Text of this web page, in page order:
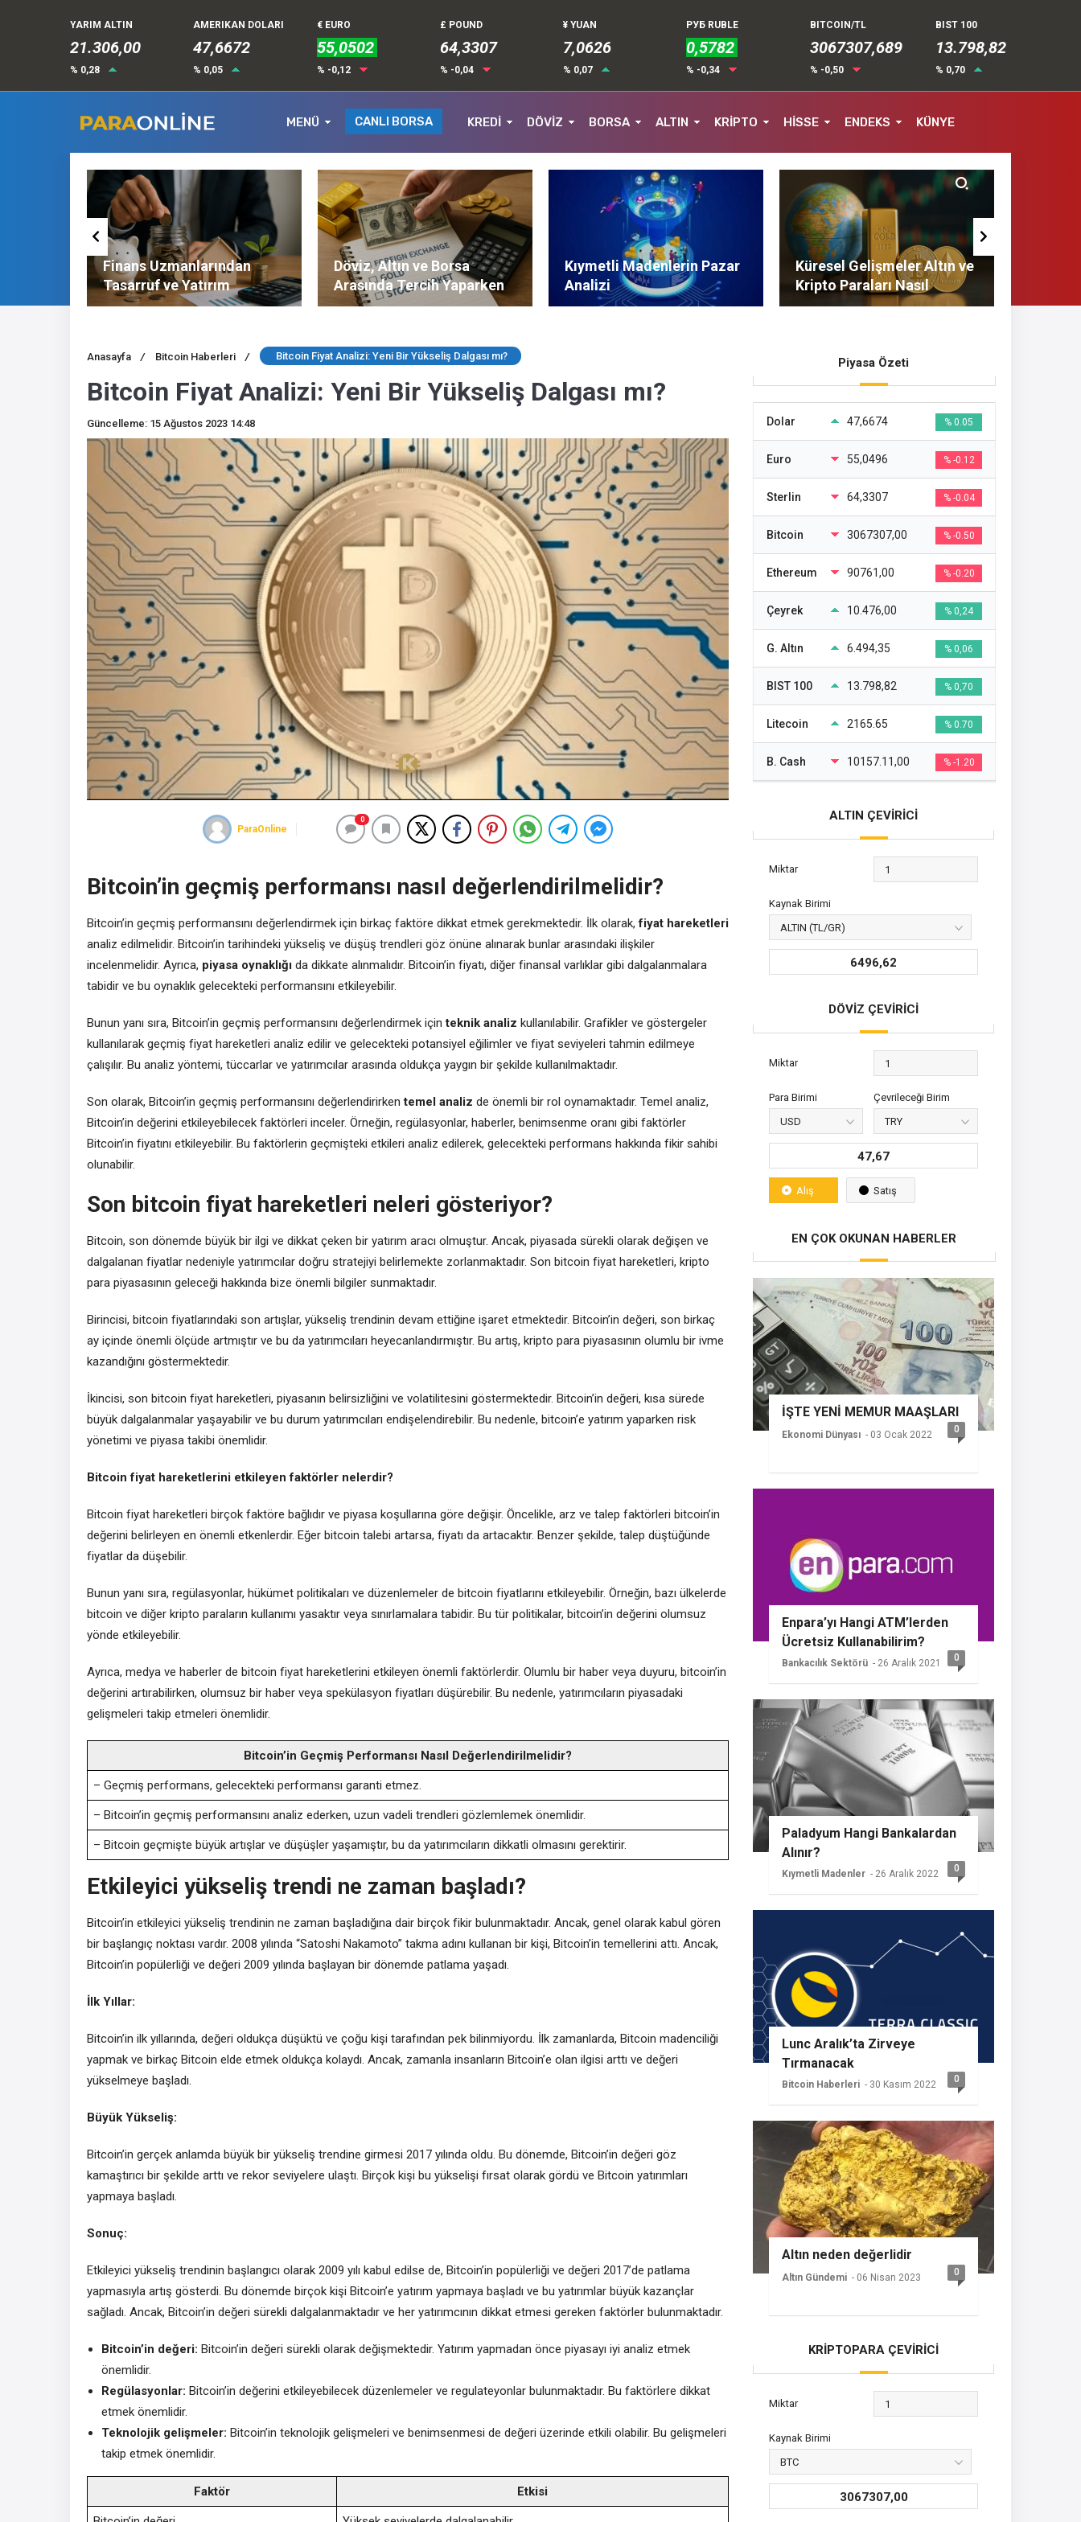
YARIM ALTIN
21.306,00
% 0,28
AMERIKAN DOLARI
47,6672
% 0,05
€ EURO
55,0502
% -0,12
£ POUND
64,3307
% -0,04
¥ YUAN
7,0626
% 0,07
РУБ RUBLE
0,5782
% -0,34
BITCOIN/TL
3067307,689
% -0,50
BIST 100
13.798,82
% 0,70
MENÜ CANLI BORSA KREDİ DÖVİZ BORSA ALTIN KRİPTO HİSSE ENDEKS KÜNYE
Finans Uzmanlarından
Tasarruf ve Yatırım
Tavsiyeleri
Döviz, Altın ve Borsa
Arasında Tercih Yaparken
Nelere Dikkat Edilmeli?
Kıymetli Madenlerin Pazar
Analizi
Küresel Gelişmeler Altın ve
Kripto Paraları Nasıl
Etkiliyor?
Anasayfa / Bitcoin Haberleri / Bitcoin Fiyat Analizi: Yeni Bir Yükseliş Dalgası mı?
Bitcoin Fiyat Analizi: Yeni Bir Yükseliş Dalgası mı?
Güncelleme: 15 Ağustos 2023 14:48
ParaOnline
0
Bitcoin’in geçmiş performansı nasıl değerlendirilmelidir?
Bitcoin’in geçmiş performansını değerlendirmek için birkaç faktöre dikkat etmek gerekmektedir. İlk olarak,fiyat hareketleri
analiz edilmelidir. Bitcoin’in tarihindeki yükseliş ve düşüş trendleri göz önüne alınarak bunlar arasındaki ilişkiler
incelenmelidir. Ayrıca, piyasa oynaklığı da dikkate alınmalıdır. Bitcoin’in fiyatı, diğer finansal varlıklar gibi dalgalanmalara
tabidir ve bu oynaklık gelecekteki performansını etkileyebilir.
Bunun yanı sıra, Bitcoin’in geçmiş performansını değerlendirmek içinteknik analiz kullanılabilir. Grafikler ve göstergeler
kullanılarak geçmiş fiyat hareketleri analiz edilir ve gelecekteki potansiyel eğilimler ve fiyat seviyeleri tahmin edilmeye
çalışılır. Bu analiz yöntemi, tüccarlar ve yatırımcılar arasında oldukça yaygın bir şekilde kullanılmaktadır.
Son olarak, Bitcoin’in geçmiş performansını değerlendirirkentemel analiz de önemli bir rol oynamaktadır. Temel analiz,
Bitcoin’in değerini etkileyebilecek faktörleri inceler. Örneğin, regülasyonlar, haberler, benimsenme oranı gibi faktörler
Bitcoin’in fiyatını etkileyebilir. Bu faktörlerin geçmişteki etkileri analiz edilerek, gelecekteki performans hakkında fikir sahibi
olunabilir.
Son bitcoin fiyat hareketleri neleri gösteriyor?
Bitcoin, son dönemde büyük bir ilgi ve dikkat çeken bir yatırım aracı olmuştur. Ancak, piyasada sürekli olarak değişen ve
dalgalanan fiyatlar nedeniyle yatırımcılar doğru stratejiyi belirlemekte zorlanmaktadır. Son bitcoin fiyat hareketleri, kripto
para piyasasının geleceği hakkında bize önemli bilgiler sunmaktadır.
Birincisi, bitcoin fiyatlarındaki son artışlar, yükseliş trendinin devam ettiğine işaret etmektedir. Bitcoin’in değeri, son birkaç
ay içinde önemli ölçüde artmıştır ve bu da yatırımcıları heyecanlandırmıştır. Bu artış, kripto para piyasasının olumlu bir ivme
kazandığını göstermektedir.
İkincisi, son bitcoin fiyat hareketleri, piyasanın belirsizliğini ve volatilitesini göstermektedir. Bitcoin’in değeri, kısa sürede
büyük dalgalanmalar yaşayabilir ve bu durum yatırımcıları endişelendirebilir. Bu nedenle, bitcoin’e yatırım yaparken risk
yönetimi ve piyasa takibi önemlidir.
Bitcoin fiyat hareketlerini etkileyen faktörler nelerdir?
Bitcoin fiyat hareketleri birçok faktöre bağlıdır ve piyasa koşullarına göre değişir. Öncelikle, arz ve talep faktörleri bitcoin’in
değerini belirleyen en önemli etkenlerdir. Eğer bitcoin talebi artarsa, fiyatı da artacaktır. Benzer şekilde, talep düştüğünde
fiyatlar da düşebilir.
Bunun yanı sıra, regülasyonlar, hükümet politikaları ve düzenlemeler de bitcoin fiyatlarını etkileyebilir. Örneğin, bazı ülkelerde
bitcoin ve diğer kripto paraların kullanımı yasaktır veya sınırlamalara tabidir. Bu tür politikalar, bitcoin’in değerini olumsuz
yönde etkileyebilir.
Ayrıca, medya ve haberler de bitcoin fiyat hareketlerini etkileyen önemli faktörlerdir. Olumlu bir haber veya duyuru, bitcoin’in
değerini artırabilirken, olumsuz bir haber veya spekülasyon fiyatları düşürebilir. Bu nedenle, yatırımcıların piyasadaki
gelişmeleri takip etmeleri önemlidir.
Bitcoin’in Geçmiş Performansı Nasıl Değerlendirilmelidir?
– Geçmiş performans, gelecekteki performansı garanti etmez.
– Bitcoin’in geçmiş performansını analiz ederken, uzun vadeli trendleri gözlemlemek önemlidir.
– Bitcoin geçmişte büyük artışlar ve düşüşler yaşamıştır, bu da yatırımcıların dikkatli olmasını gerektirir.
Etkileyici yükseliş trendi ne zaman başladı?
Bitcoin’in etkileyici yükseliş trendinin ne zaman başladığına dair birçok fikir bulunmaktadır. Ancak, genel olarak kabul gören
bir başlangıç noktası vardır. 2008 yılında “Satoshi Nakamoto” takma adını kullanan bir kişi, Bitcoin’in temellerini attı. Ancak,
Bitcoin’in popülerliği ve değeri 2009 yılında başlayan bir dönemde patlama yaşadı.
İlk Yıllar:
Bitcoin’in ilk yıllarında, değeri oldukça düşüktü ve çoğu kişi tarafından pek bilinmiyordu. İlk zamanlarda, Bitcoin madenciliği
yapmak ve birkaç Bitcoin elde etmek oldukça kolaydı. Ancak, zamanla insanların Bitcoin’e olan ilgisi arttı ve değeri
yükselmeye başladı.
Büyük Yükseliş:
Bitcoin’in gerçek anlamda büyük bir yükseliş trendine girmesi 2017 yılında oldu. Bu dönemde, Bitcoin’in değeri göz
kamaştırıcı bir şekilde arttı ve rekor seviyelere ulaştı. Birçok kişi bu yükselişi fırsat olarak gördü ve Bitcoin yatırımları
yapmaya başladı.
Sonuç:
Etkileyici yükseliş trendinin başlangıcı olarak 2009 yılı kabul edilse de, Bitcoin’in popülerliği ve değeri 2017’de patlama
yapmasıyla artış gösterdi. Bu dönemde birçok kişi Bitcoin’e yatırım yapmaya başladı ve bu yatırımlar büyük kazançlar
sağladı. Ancak, Bitcoin’in değeri sürekli dalgalanmaktadır ve her yatırımcının dikkat etmesi gereken faktörler bulunmaktadır.
Bitcoin’in değeri: Bitcoin’in değeri sürekli olarak değişmektedir. Yatırım yapmadan önce piyasayı iyi analiz etmek
önemlidir.
Regülasyonlar: Bitcoin’in değerini etkileyebilecek düzenlemeler ve regulateyonlar bulunmaktadır. Bu faktörlere dikkat
etmek önemlidir.
Teknolojik gelişmeler: Bitcoin’in teknolojik gelişmeleri ve benimsenmesi de değeri üzerinde etkili olabilir. Bu gelişmeleri
takip etmek önemlidir.
Faktör Etkisi
Piyasa Özeti
Dolar 47,6674 % 0.05
Euro 55,0496 % -0.12
Sterlin 64,3307 % -0.04
Bitcoin 3067307,00 % -0.50
Ethereum 90761,00 % -0.20
Çeyrek 10.476,00 % 0,24
G. Altın 6.494,35 % 0,06
BIST 100 13.798,82 % 0,70
Litecoin 2165.65 % 0.70
B. Cash 10157.11,00 % -1.20
ALTIN ÇEVİRİCİ
Miktar
Kaynak Birimi
6496,62
DÖVİZ ÇEVİRİCİ
Miktar
Para Birimi Çevrileceği Birim
47,67
Alış Satış
EN ÇOK OKUNAN HABERLER
İŞTE YENİ MEMUR MAAŞLARI
Ekonomi Dünyası - 03 Ocak 2022 0
Enpara’yı Hangi ATM’lerden
Ücretsiz Kullanabilirim?
Bankacılık Sektörü - 26 Aralık 2021 0
Paladyum Hangi Bankalardan
Alınır?
Kıymetli Madenler - 26 Aralık 2022 0
Lunc Aralık’ta Zirveye
Tırmanacak
Bitcoin Haberleri - 30 Kasım 2022 0
Altın neden değerlidir
Altın Gündemi - 06 Nisan 2023 0
KRİPTOPARA ÇEVİRİCİ
Miktar
Kaynak Birimi
3067307,00